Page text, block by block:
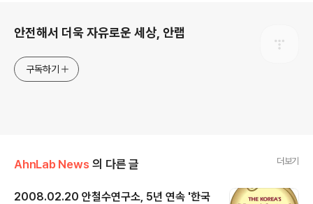
안전해서 더욱 자유로운 세상, 안랩
구독하기
AhnLab News 의 다른 글 더보기
2008.02.20 안철수연구소, 5년 연속 '한국